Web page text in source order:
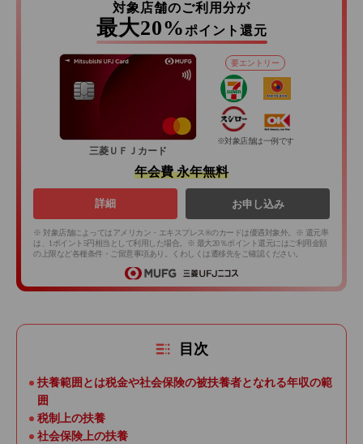
対象店舗のご利用分が
最大20% ポイント還元
三菱ＵＦＪカード
要エントリー
※対象店舗は一例です
年会費 永年無料
詳細 お申し込み
※ 対象店舗によってはアメリカン・エキスプレス®のカードは優遇対象外。※ 還元率
は、1ポイント5円相当として利用した場合。※ 最大20％ポイント還元にはご利用金額
の上限など各種条件・ご留意事項あり。くわしくは遷移先をご確認ください。
目次
扶養範囲とは税金や社会保険の被扶養者となれる年収の範
囲
税制上の扶養
社会保険上の扶養